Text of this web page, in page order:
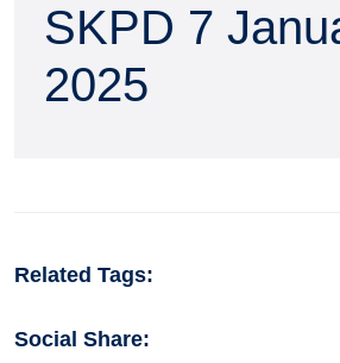
SKPD 7
2025
Related Tags:
Social Share: